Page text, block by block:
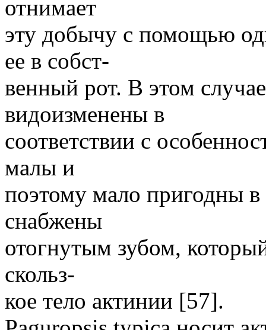
отнимает
эту добычу с помощью
ее в собст-
венный рот. В этом
видоизменены в
соответствии с
малы и
поэтому мало пригодны в
снабжены
отогнутым зубом,
скольз-
кое тело актинии [57].